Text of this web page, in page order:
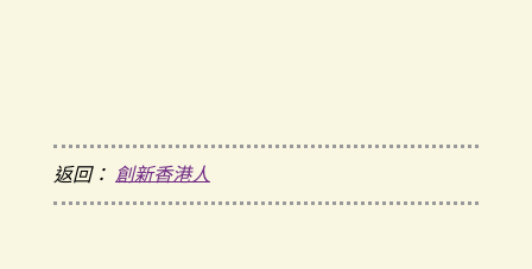
返回： 創新香港人